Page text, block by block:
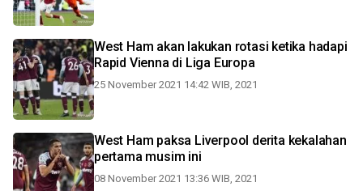
West Ham akan lakukan rotasi ketika hadapi
Rapid Vienna di Liga Europa
25 November 2021 14:42 WIB, 2021
West Ham paksa Liverpool derita kekalahan
pertama musim ini
08 November 2021 13:36 WIB, 2021